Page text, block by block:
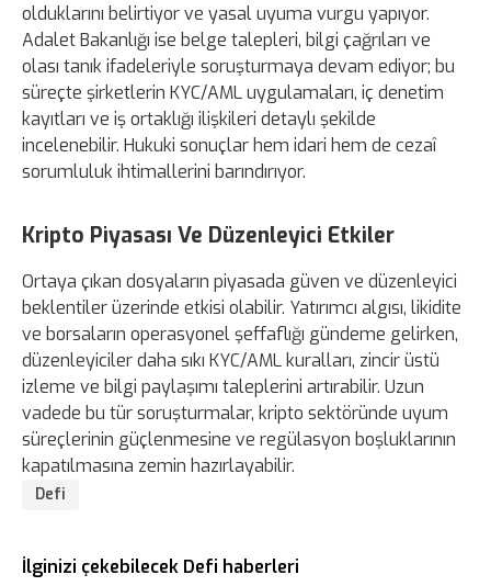
olduklarını belirtiyor ve yasal uyuma vurgu yapıyor.
Adalet Bakanlığı ise belge talepleri, bilgi çağrıları ve
olası tanık ifadeleriyle soruşturmaya devam ediyor; bu
süreçte şirketlerin KYC/AML uygulamaları, iç denetim
kayıtları ve iş ortaklığı ilişkileri detaylı şekilde
incelenebilir. Hukuki sonuçlar hem idari hem de cezaî
sorumluluk ihtimallerini barındırıyor.
Kripto Piyasası Ve Düzenleyici Etkiler
Ortaya çıkan dosyaların piyasada güven ve düzenleyici
beklentiler üzerinde etkisi olabilir. Yatırımcı algısı, likidite
ve borsaların operasyonel şeffaflığı gündeme gelirken,
düzenleyiciler daha sıkı KYC/AML kuralları, zincir üstü
izleme ve bilgi paylaşımı taleplerini artırabilir. Uzun
vadede bu tür soruşturmalar, kripto sektöründe uyum
süreçlerinin güçlenmesine ve regülasyon boşluklarının
kapatılmasına zemin hazırlayabilir.
Defi
İlginizi çekebilecek Defi haberleri